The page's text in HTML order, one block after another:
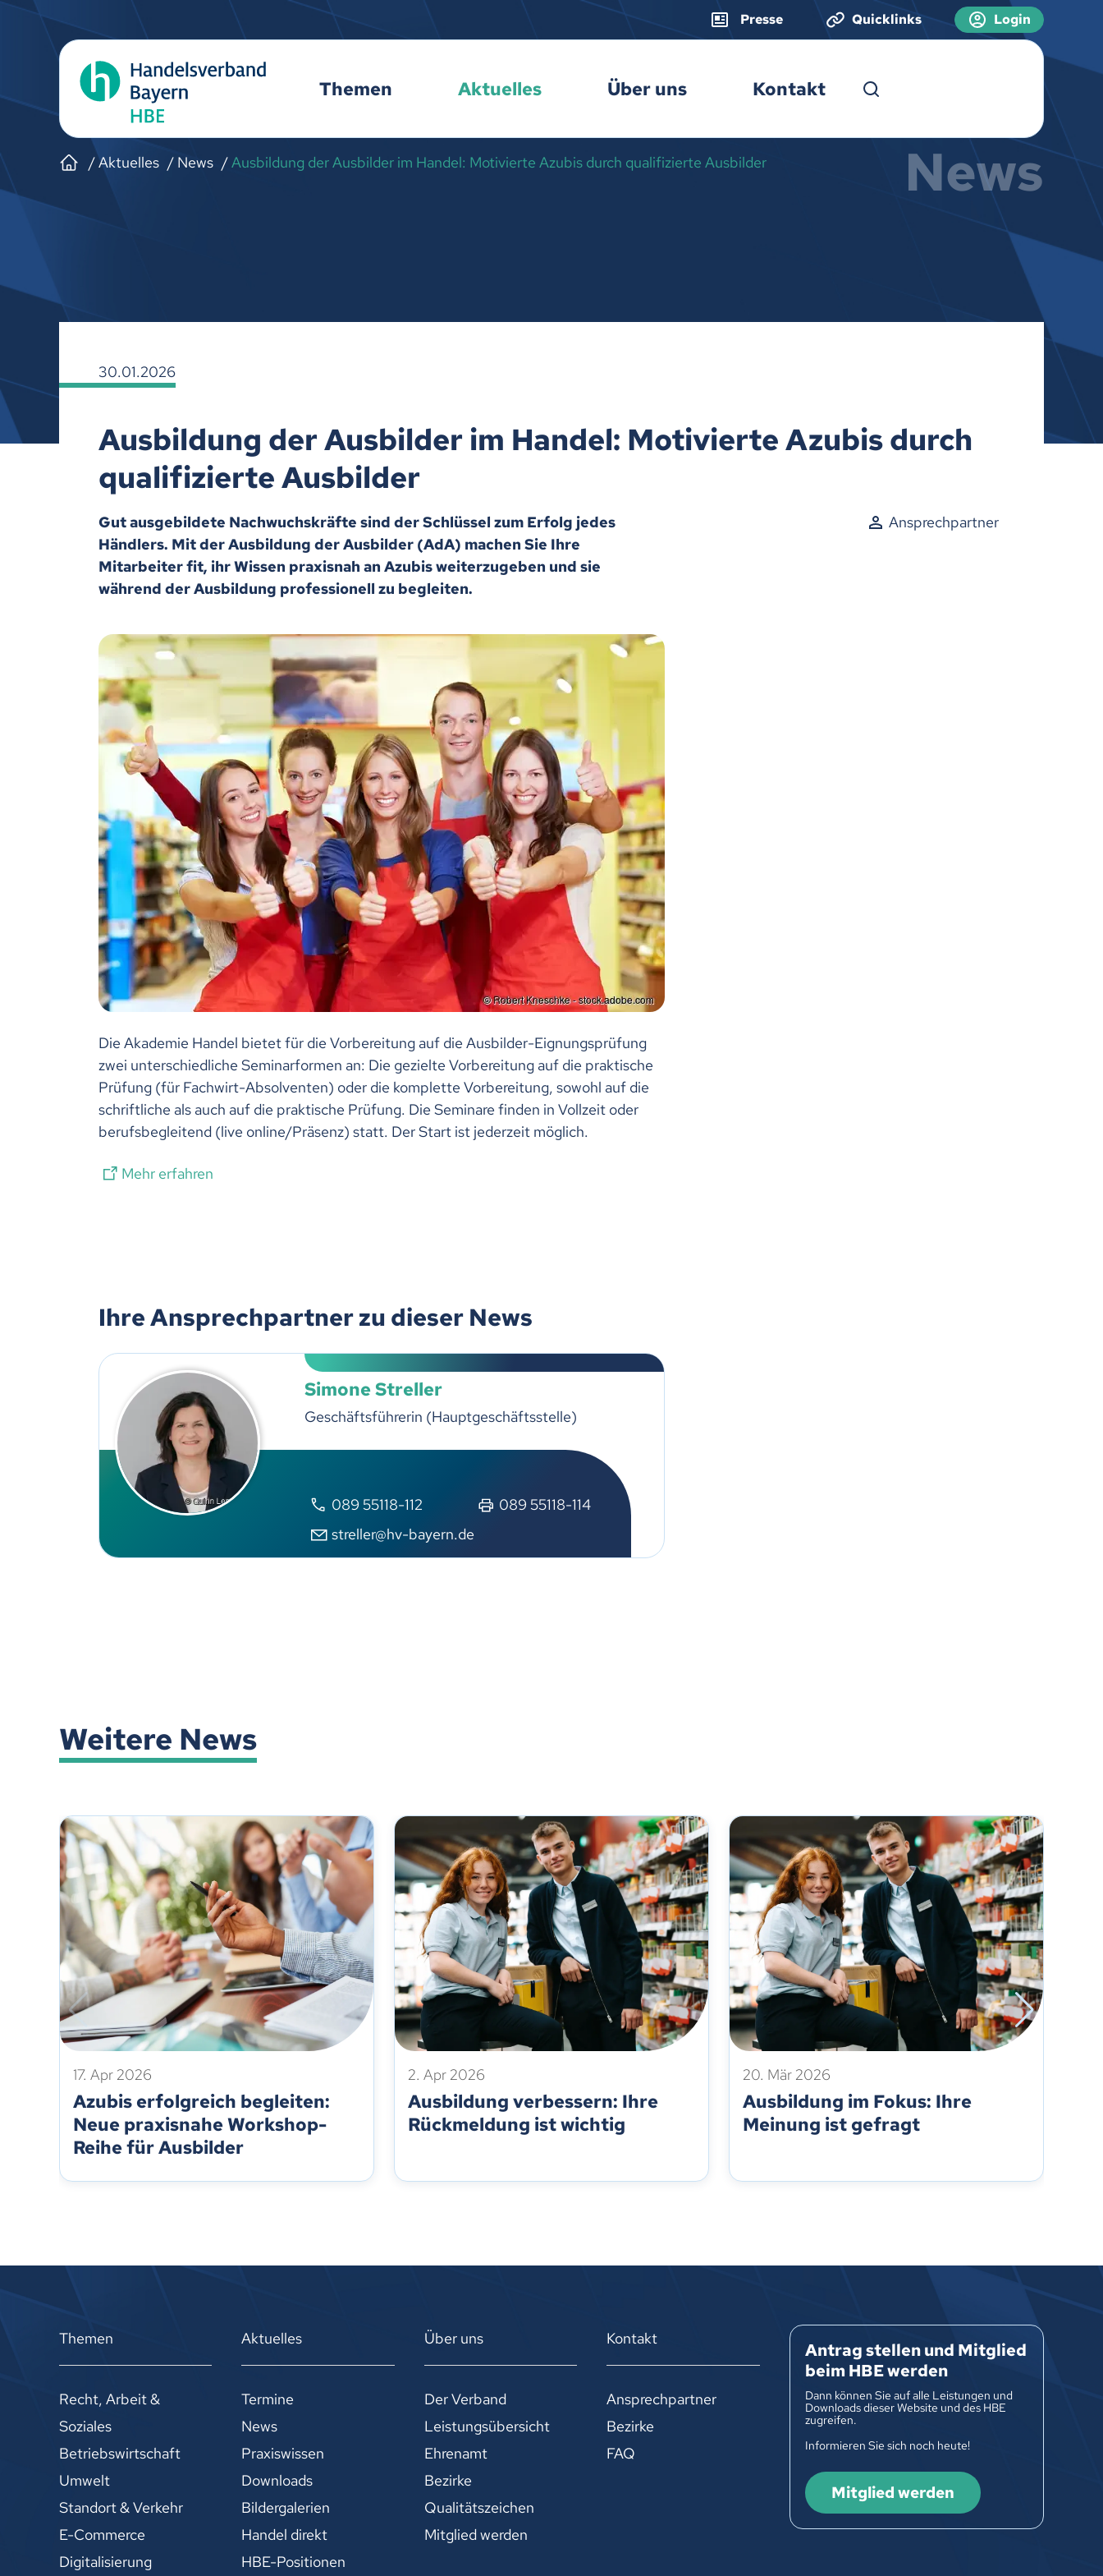
Presse Quicklinks Login
Themen Aktuelles Über uns Kontakt
Aktuelles News Ausbildung der Ausbilder im Handel: Motivierte Azubis durch qualifizierte Ausbilder News
30.01.2026
Ausbildung der Ausbilder im Handel: Motivierte Azubis durch
qualifizierte Ausbilder
Gut ausgebildete Nachwuchskräfte sind der Schlüssel zum Erfolg jedes
Händlers. Mit der Ausbildung der Ausbilder (AdA) machen Sie Ihre
Mitarbeiter fit, ihr Wissen praxisnah an Azubis weiterzugeben und sie
während der Ausbildung professionell zu begleiten.
Ansprechpartner
Die Akademie Handel bietet für die Vorbereitung auf die Ausbilder-Eignungsprüfung
zwei unterschiedliche Seminarformen an: Die gezielte Vorbereitung auf die praktische
Prüfung (für Fachwirt-Absolventen) oder die komplette Vorbereitung, sowohl auf die
schriftliche als auch auf die praktische Prüfung. Die Seminare finden in Vollzeit oder
berufsbegleitend (live online/Präsenz) statt. Der Start ist jederzeit möglich.
Mehr erfahren
Ihre Ansprechpartner zu dieser News
Simone Streller
Geschäftsführerin (Hauptgeschäftsstelle)
089 55118-112
089 55118-114
streller@hv-bayern.de
Weitere News
17. Apr 2026
Azubis erfolgreich begleiten:
Neue praxisnahe Workshop-
Reihe für Ausbilder
2. Apr 2026
Ausbildung verbessern: Ihre
Rückmeldung ist wichtig
20. Mär 2026
Ausbildung im Fokus: Ihre
Meinung ist gefragt
Themen
Recht, Arbeit &
Soziales
Betriebswirtschaft
Umwelt
Standort & Verkehr
E-Commerce
Digitalisierung
Aktuelles
Termine
News
Praxiswissen
Downloads
Bildergalerien
Handel direkt
HBE-Positionen
Über uns
Der Verband
Leistungsübersicht
Ehrenamt
Bezirke
Qualitätszeichen
Mitglied werden
Kontakt
Ansprechpartner
Bezirke
FAQ
Antrag stellen und Mitglied
beim HBE werden
Dann können Sie auf alle Leistungen und
Downloads dieser Website und des HBE
zugreifen.
Informieren Sie sich noch heute!
Mitglied werden